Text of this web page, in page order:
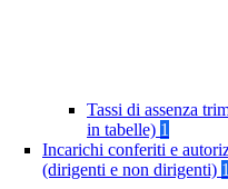
Tassi di assenza
in tabelle) 1
Incarichi conferiti e
(dirigenti e non dirigenti)